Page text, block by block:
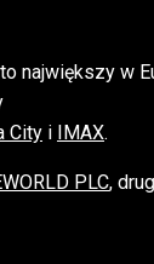
największy w
City i IMAX.
PLC,